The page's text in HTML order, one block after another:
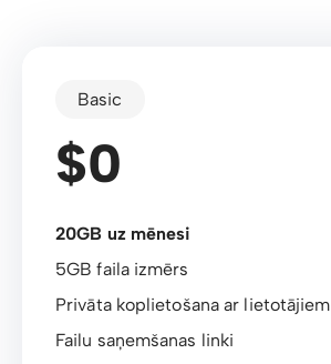
Basic
$0
20GB uz mēnesi
5GB faila izmērs
Privāta koplietošana ar lietotājiem
Failu saņemšanas linki